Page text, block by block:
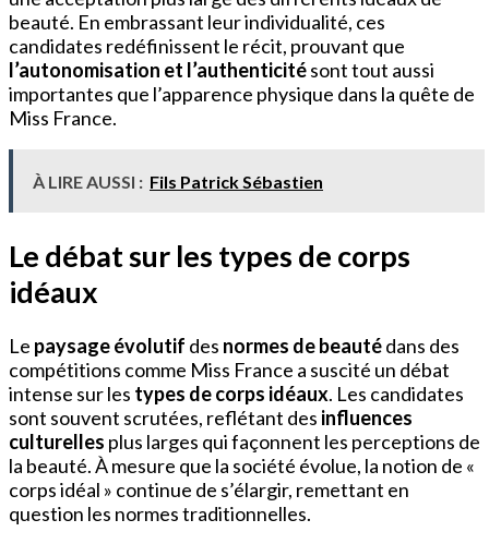
beauté. En embrassant leur individualité, ces
candidates redéfinissent le récit, prouvant que
l’autonomisation et l’authenticitésont tout aussi
importantes que l’apparence physique dans la quête de
Miss France.
À LIRE AUSSI : Fils Patrick Sébastien
Le débat sur les types de corps
idéaux
Le paysage évolutif des normes de beautédans des
compétitions comme Miss France a suscité un débat
intense sur les types de corps idéaux. Les candidates
sont souvent scrutées, reflétant des influences
culturelles plus larges qui façonnent les perceptions de
la beauté. À mesure que la société évolue, la notion de «
corps idéal » continue de s’élargir, remettant en
question les normes traditionnelles.